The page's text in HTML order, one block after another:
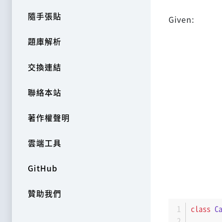
隨手張貼
題庫解析
交換連結
聯絡本站
著作權聲明
雲端工具
GitHub
贊助我們
Given:
class